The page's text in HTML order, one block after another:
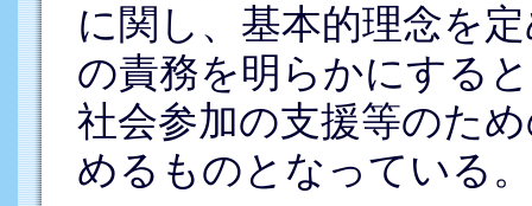
に関し、基本的理念を
の責務を明らかにする
社会参加の支援等のた
めるものとなっている。